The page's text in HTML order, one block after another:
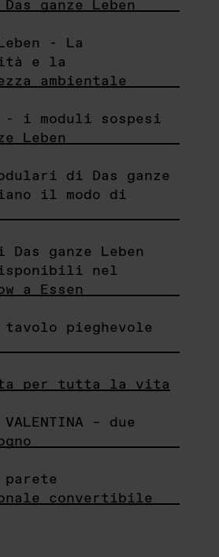
ganze Leben
- La
e la
ambientale
- i moduli sospesi
Leben
di Das ganze
il modo di
ganze Leben
nel
a Essen
tavolo pieghevole
per tutta la vita
VALENTINA – due
parete
convertibile